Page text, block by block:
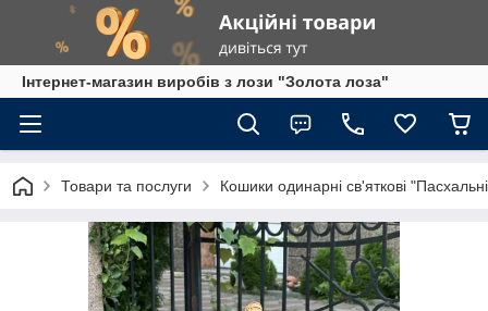
Інтернет-магазин виробів з лози "Золота лоза"
Товари та послуги Кошики одинарні св'яткові